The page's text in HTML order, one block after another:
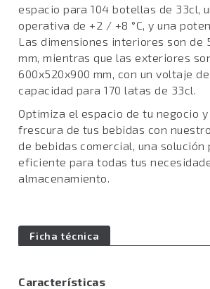
espacio para 104 botellas de 33cl,
operativa de +2 / +8 °C, y una
Las dimensiones interiores son de
mm, mientras que las exteriores
600x520x900 mm, con un voltaje
capacidad para 170 latas de 33cl.
Optimiza el espacio de tu negocio
frescura de tus bebidas con
de bebidas comercial, una solución
eficiente para todas tus
almacenamiento.
Ficha técnica
Características